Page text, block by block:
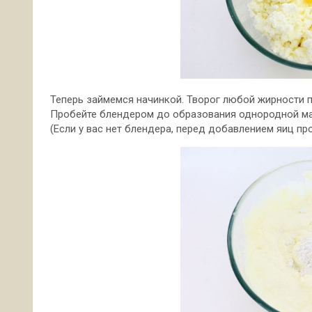
Теперь займемся начинкой. Творог любой жирности
Пробейте блендером до образования однородной
(Если у вас нет блендера, перед добавлением яиц